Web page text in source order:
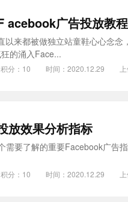
acebook广告投放教程
以来都被做独立站童鞋心心念
的涌入Face...
积分：10 时间：2020.12.29
放效果分析指标
需要了解的重要Facebook广告
积分：10 时间：2020.12.29